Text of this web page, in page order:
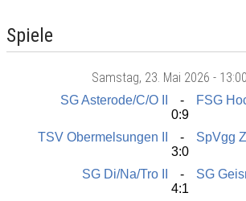
Spiele
Samstag, 23. Mai 2026 -
SG Asterode/C/O II
FSG
0:9
TSV Obermelsungen II
SpVgg
3:0
SG Di/Na/Tro II
SG
4:1